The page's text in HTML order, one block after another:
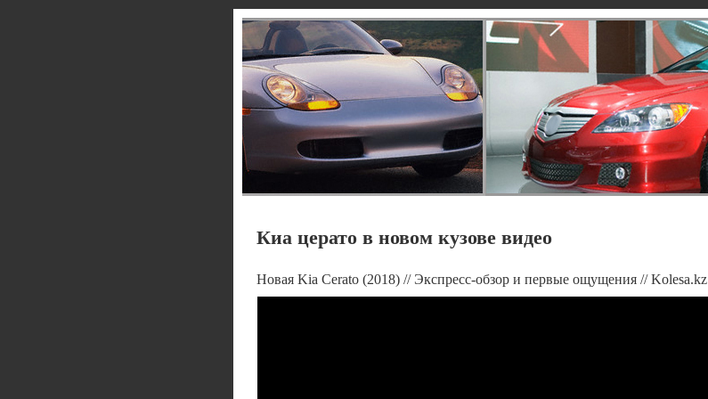
Киа церато в новом кузове видео
Новая Kia Cerato (2018) // Экспресс-обзор и первые ощущения // Kolesa.kz